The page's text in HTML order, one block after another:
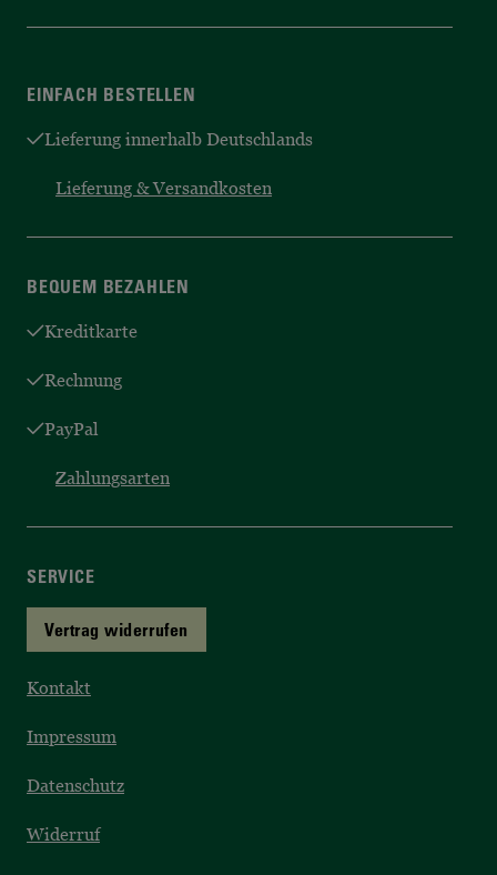
EINFACH BESTELLEN
Lieferung innerhalb Deutschlands
Lieferung & Versandkosten
BEQUEM BEZAHLEN
Kreditkarte
Rechnung
PayPal
Zahlungsarten
SERVICE
Vertrag widerrufen
Kontakt
Impressum
Datenschutz
Widerruf